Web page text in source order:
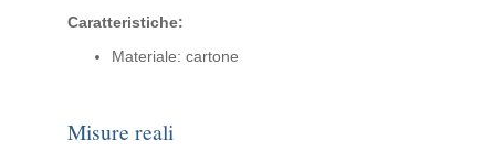
Caratteristiche:
Materiale: cartone
Misure reali